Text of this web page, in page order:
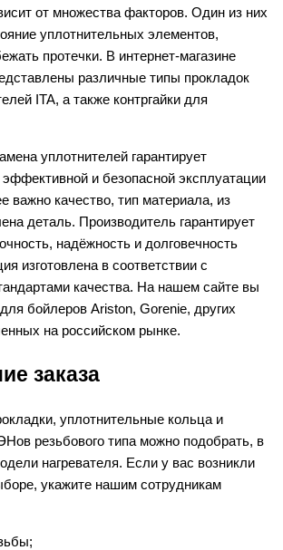
от множества факторов. Один из них
уплотнительных элементов,
протечки. В интернет-магазине
различные типы прокладок
ITA, а также контргайки для
уплотнителей гарантирует
и безопасной эксплуатации
важно качество, тип материала, из
деталь. Производитель гарантирует
надёжность и долговечность
изготовлена в соответствии с
качества. На нашем сайте вы
бойлеров Ariston, Gorenie, других
на российском рынке.
заказа
уплотнительные кольца и
резьбового типа можно подобрать, в
нагревателя. Если у вас возникли
укажите нашим сотрудникам